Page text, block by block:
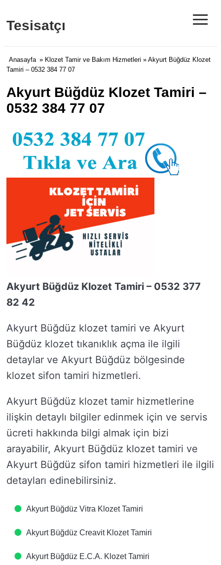
Tesisatçı ≡
Anasayfa » Klozet Tamir ve Bakım Hizmetleri » Akyurt Büğdüz Klozet
Tamiri – 0532 384 77 07
Akyurt Büğdüz Klozet Tamiri –
0532 384 77 07
Akyurt Büğdüz Klozet Tamiri – 0532 377
82 42
Akyurt Büğdüz klozet tamiri ve Akyurt
Büğdüz klozet tıkanıklık açma ile ilgili
detaylar ve Akyurt Büğdüz bölgesinde
klozet sifon tamiri hizmetleri.
Akyurt Büğdüz klozet tamir hizmetlerine
ilişkin detaylı bilgiler edinmek için ve servis
ücreti hakkında bilgi almak için bizi
arayabilir, Akyurt Büğdüz klozet tamiri ve
Akyurt Büğdüz sifon tamiri hizmetleri ile ilgili
detayları edinebilirsiniz.
Akyurt Büğdüz Vitra Klozet Tamiri
Akyurt Büğdüz Creavit Klozet Tamiri
Akyurt Büğdüz E.C.A. Klozet Tamiri